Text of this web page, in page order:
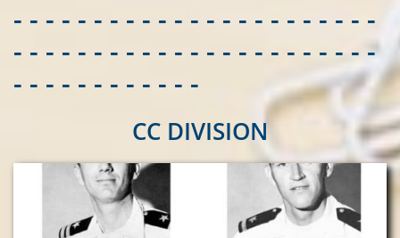
- - - - - - - - - - - - - - - - - - - - - - -
- - - - - - - - - - - - - - - - - - - - - - -
- - - - - - - - - - - -
CC DIVISION